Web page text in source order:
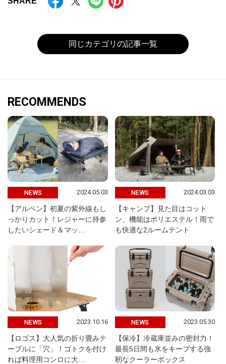
同じカテゴリの記事一覧
RECOMMENDS
NEWS 2024.05.03
【アルペン】初夏の紫外線もし
っかりカット！レジャーに持参
したいシェード＆マッ…
NEWS 2024.03.03
【キャンプ】見た目はコット
ン、機能はポリエステル！雨で
も快適な2ルームテント
NEWS 2023.10.16
【ロゴス】大人気の折り畳みテ
ーブルに「穴」！ゴトクを付け
れば料理用コンロに大…
NEWS 2023.05.30
【保冷】冷蔵庫並みの密封力！
最長5日間も氷をキープする強
靭なクーラーボックス